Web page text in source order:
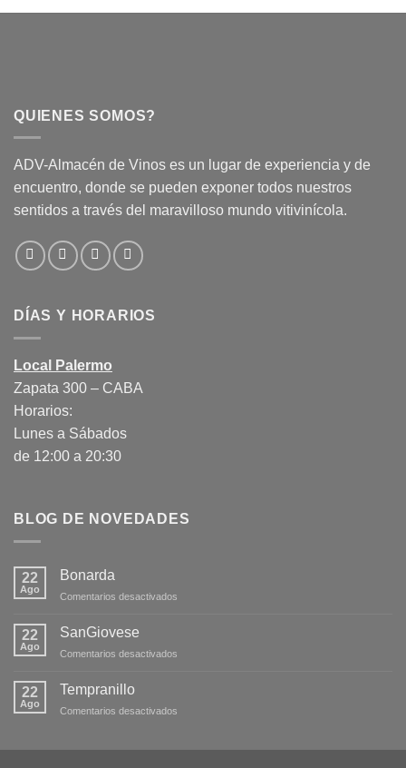
QUIENES SOMOS?
ADV-Almacén de Vinos es un lugar de experiencia y de
encuentro, donde se pueden exponer todos nuestros
sentidos a través del maravilloso mundo vitivinícola.
DÍAS Y HORARIOS
Local Palermo
Zapata 300 – CABA
Horarios:
Lunes a Sábados
de 12:00 a 20:30
BLOG DE NOVEDADES
22
Ago
Bonarda
Comentarios desactivados
22
Ago
SanGiovese
Comentarios desactivados
22
Ago
Tempranillo
Comentarios desactivados